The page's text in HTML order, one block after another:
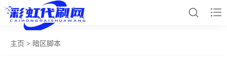


主页 > 暗区脚本